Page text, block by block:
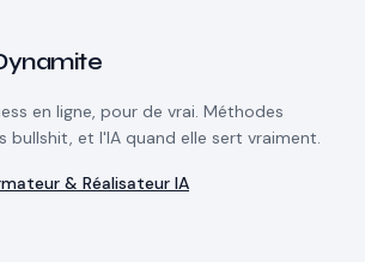
en ligne, pour de vrai. Méthodes
bullshit, et l'IA quand elle sert vraiment.
& Réalisateur IA